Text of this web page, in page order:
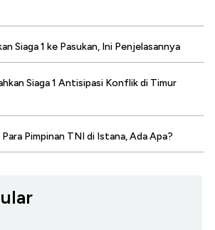
Siaga 1 ke Pasukan, Ini Penjelasannya
Siaga 1 Antisipasi Konflik di Timur
Pimpinan TNI di Istana, Ada Apa?